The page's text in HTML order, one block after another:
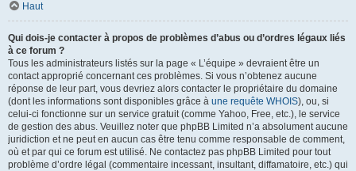
Haut
Qui dois-je contacter à propos de problèmes d’abus ou d’ordres légaux liés
à ce forum ?
Tous les administrateurs listés sur la page « L’équipe » devraient être un
contact approprié concernant ces problèmes. Si vous n’obtenez aucune
réponse de leur part, vous devriez alors contacter le propriétaire du domaine
(dont les informations sont disponibles grâce à une requête WHOIS), ou, si
celui-ci fonctionne sur un service gratuit (comme Yahoo, Free, etc.), le service
de gestion des abus. Veuillez noter que phpBB Limited n’a absolument aucune
juridiction et ne peut en aucun cas être tenu comme responsable de comment,
où et par qui ce forum est utilisé. Ne contactez pas phpBB Limited pour tout
problème d’ordre légal (commentaire incessant, insultant, diffamatoire, etc.) qui